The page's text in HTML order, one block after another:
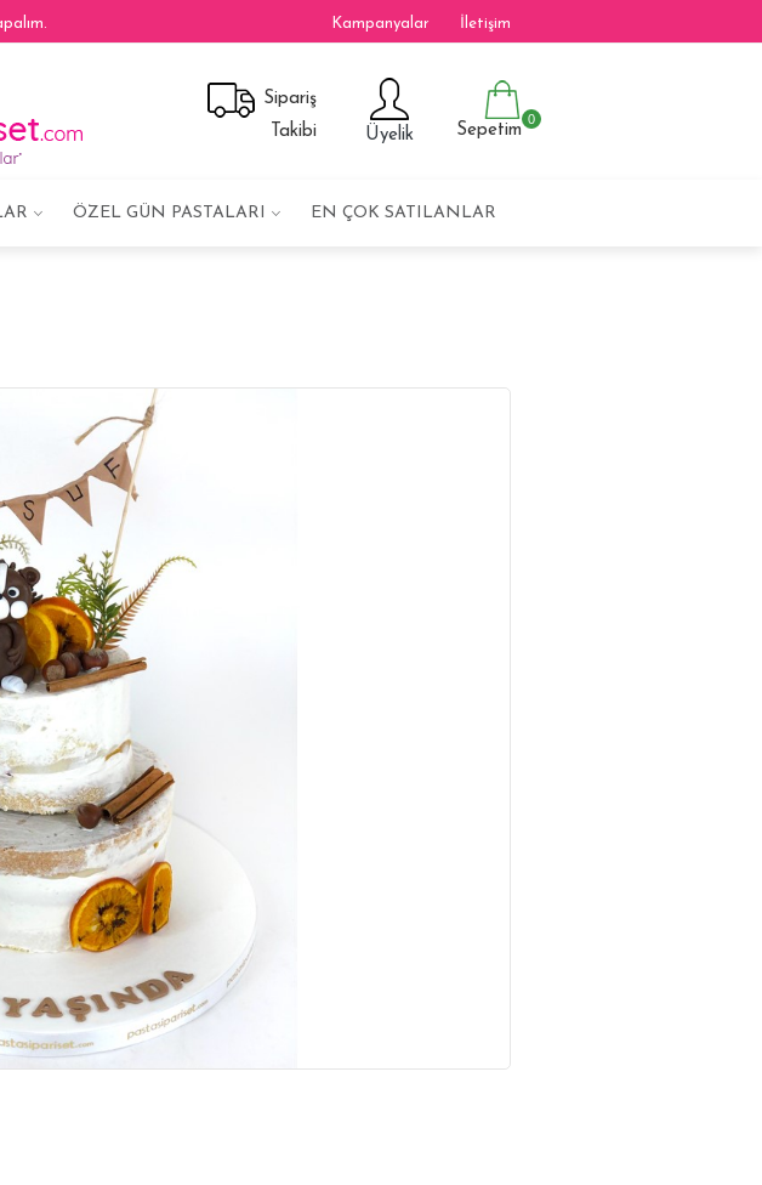
Kampanyalar İletişim
Sipariş
Takibi
Üyelik Sepetim
0
ÖZEL GÜN PASTALARI EN ÇOK SATILANLAR